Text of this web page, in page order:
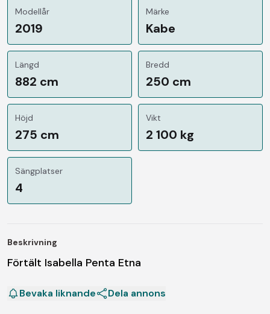
Modellår
2019
Märke
Kabe
Längd
882 cm
Bredd
250 cm
Höjd
275 cm
Vikt
2 100 kg
Sängplatser
4
Beskrivning
Förtält Isabella Penta Etna
Bevaka liknande Dela annons